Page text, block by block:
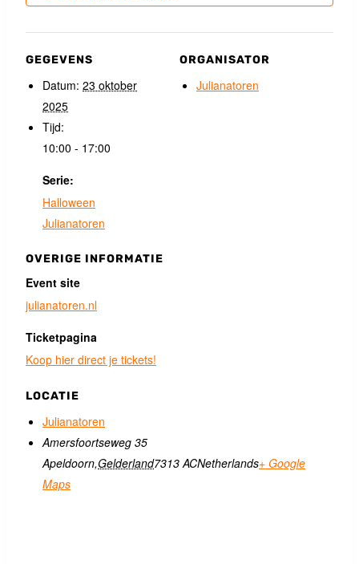
GEGEVENS
Datum: 23 oktober
2025
Tijd:
10:00 - 17:00
Serie:
Halloween
Julianatoren
ORGANISATOR
Julianatoren
OVERIGE INFORMATIE
Event site
julianatoren.nl
Ticketpagina
Koop hier direct je tickets!
LOCATIE
Julianatoren
Amersfoortseweg 35
Apeldoorn,Gelderland7313 ACNetherlands+ Google
Maps